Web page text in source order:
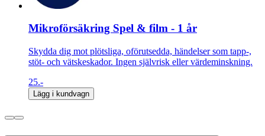
Mikroförsäkring Spel & film - 1 år
Skydda dig mot plötsliga, oförutsedda, händelser som tapp-,
stöt- och vätskeskador. Ingen självrisk eller värdeminskning.
25.-
Lägg i kundvagn